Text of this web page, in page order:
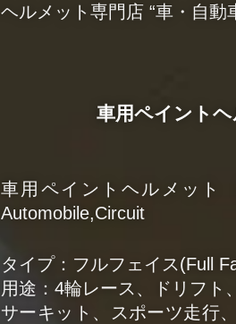
ヘルメット専門店 “車・自
車用ペイント
車用ペイントヘルメッ
Automobile,Circuit
タイプ：フルフェイス(Full
用途：4輪レース、ドリフト
サーキット、スポーツ走行